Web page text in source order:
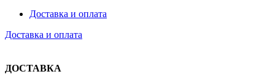
Доставка и оплата
Доставка и оплата
ДОСТАВКА